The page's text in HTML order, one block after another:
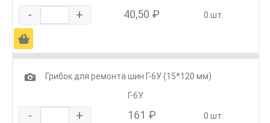
- + 40,50 ₽ 0 шт.
Ä
1
Грибок для ремонта шин Г-6У (15*120 мм)
Г-6У
- + 161 ₽ 0 шт.